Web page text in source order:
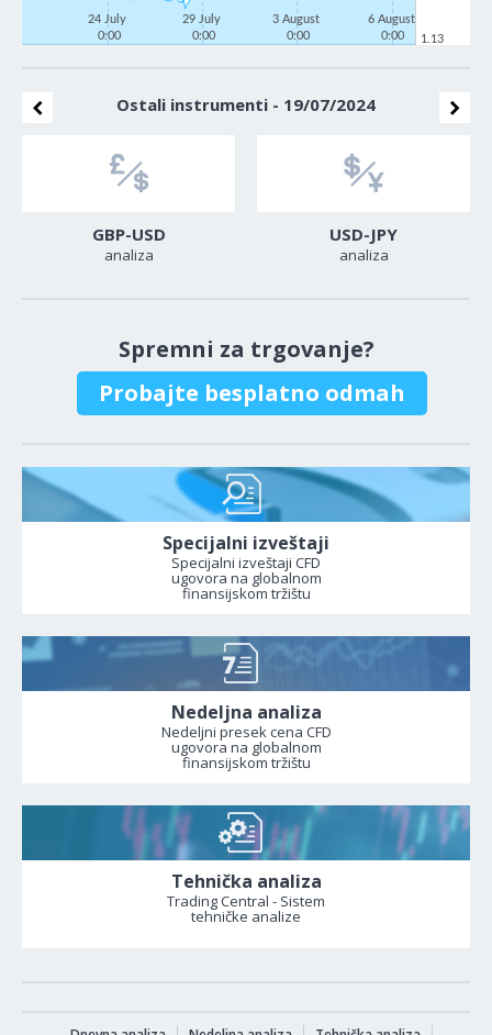
24 July
0:00
29 July
0:00
3 August
0:00
6 August
0:00
1.13
Ostali instrumenti - 19/07/2024
GBP-USD
analiza
USD-JPY
analiza
Spremni za trgovanje?
Probajte besplatno odmah
Specijalni izveštaji
Specijalni izveštaji CFD
ugovora na globalnom
finansijskom tržištu
Nedeljna analiza
Nedeljni presek cena CFD
ugovora na globalnom
finansijskom tržištu
Tehnička analiza
Trading Central - Sistem
tehničke analize